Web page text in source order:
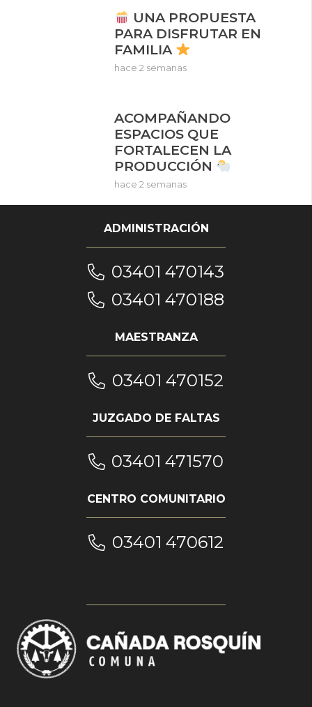
UNA PROPUESTA
PARA DISFRUTAR EN
FAMILIA
hace 2 semanas
ACOMPAÑANDO
ESPACIOS QUE
FORTALECEN LA
PRODUCCIÓN
hace 2 semanas
ADMINISTRACIÓN
03401 470143
03401 470188
MAESTRANZA
03401 470152
JUZGADO DE FALTAS
03401 471570
CENTRO COMUNITARIO
03401 470612